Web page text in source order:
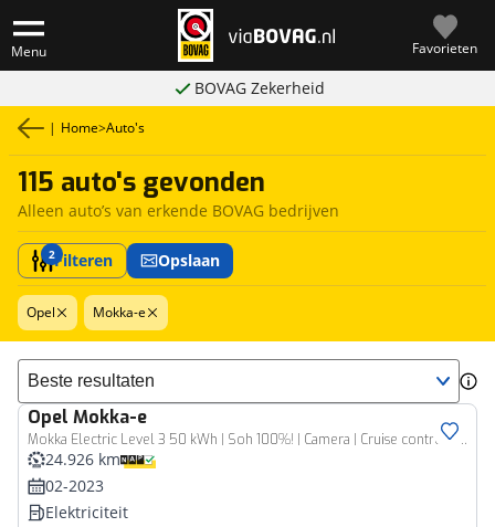
Menu Favorieten
BOVAG Zekerheid
| Home>Auto's
115 auto's gevonden
Alleen auto’s van erkende BOVAG bedrijven
2Filteren Opslaan
Opel Mokka-e
Sorteer resultaten
Opel Mokka-e
Mokka Electric Level 3 50 kWh | Soh 100%! | Camera | Cruise control | Apple Carplay/Android Auto | Digitaal dashboard | Keyless
24.926 km
02-2023
Elektriciteit